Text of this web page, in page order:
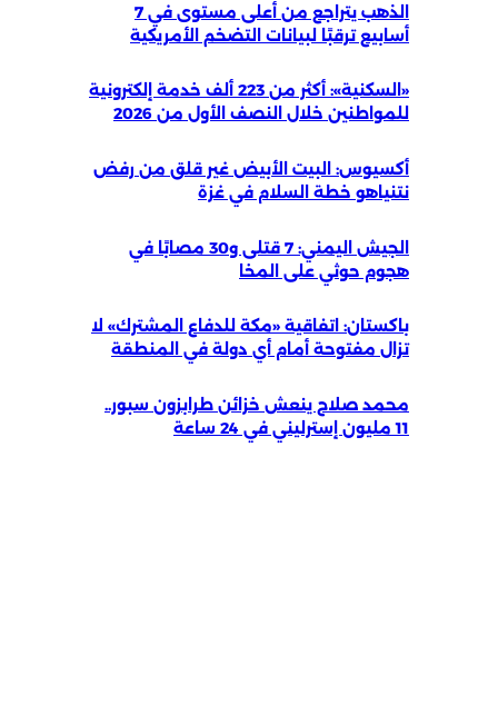
الذهب يتراجع من أعلى مستوى في 7
أسابيع ترقبًا لبيانات التضخم الأمريكية
«السكنية»: أكثر من 223 ألف خدمة إلكترونية
للمواطنين خلال النصف الأول من 2026
أكسيوس: البيت الأبيض غير قلق من رفض
نتنياهو خطة السلام في غزة
الجيش اليمني: 7 قتلى و30 مصابًا في
هجوم حوثي على المخا
باكستان: اتفاقية «مكة للدفاع المشترك» لا
تزال مفتوحة أمام أي دولة في المنطقة
محمد صلاح ينعش خزائن طرابزون سبور..
11 مليون إسترليني في 24 ساعة